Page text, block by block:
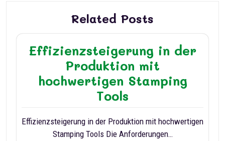
Related Posts
Effizienzsteigerung in der
Produktion mit
hochwertigen Stamping
Tools
Effizienzsteigerung in der Produktion mit hochwertigen
Stamping Tools Die Anforderungen…